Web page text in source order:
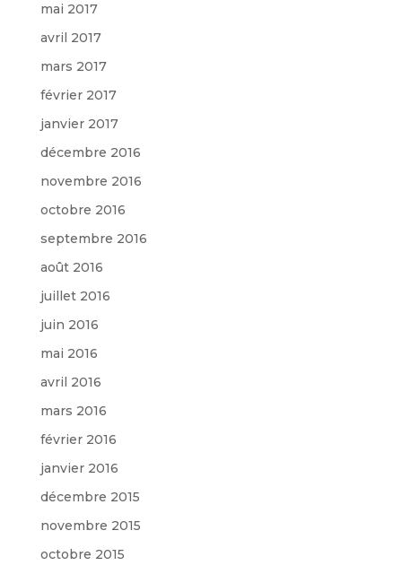
mai 2017
avril 2017
mars 2017
février 2017
janvier 2017
décembre 2016
novembre 2016
octobre 2016
septembre 2016
août 2016
juillet 2016
juin 2016
mai 2016
avril 2016
mars 2016
février 2016
janvier 2016
décembre 2015
novembre 2015
octobre 2015